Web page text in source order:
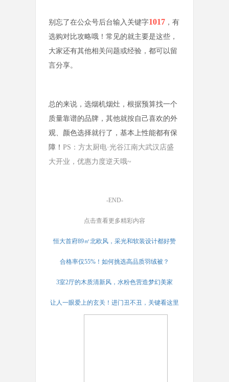
别忘了在公众号后台输入关键字1017，有
选购对比攻略哦！常见的就主要是这些，
大家还有其他相关问题或经验，都可以留
言分享。
总的来说，选烟机烟灶，根据预算找一个
质量靠谱的品牌，其他就按自己喜欢的外
观、颜色选择就行了，基本上性能都有保
障！ PS：方太厨电·光谷江南大武汉店盛
大开业，优惠力度逆天哦~
-END-
点击查看更多精彩内容
恒大首府89㎡北欧风，采光和软装设计都好赞
合格率仅55%！如何挑选高品质羽绒被？
3室2厅的木质清新风，水粉色营造梦幻美家
让人一眼爱上的玄关！进门丑不丑，关键看这里